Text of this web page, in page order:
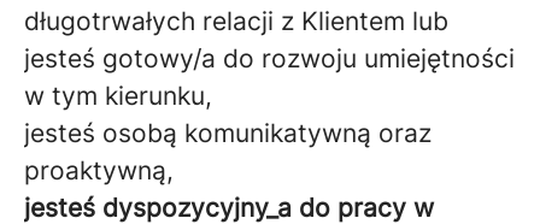
długotrwałych relacji z Klientem lub
jesteś gotowy/a do rozwoju umiejętności
w tym kierunku,
jesteś osobą komunikatywną oraz
proaktywną,
jesteś dyspozycyjny_a do pracy w